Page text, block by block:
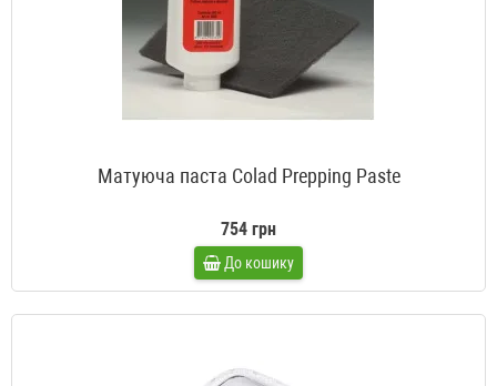
Матуюча паста Colad Prepping Paste
754 грн
До кошику